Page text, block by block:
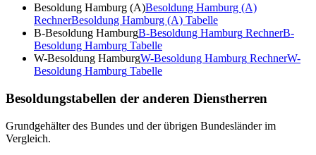
Besoldung Hamburg (A)Besoldung Hamburg (A)
RechnerBesoldung Hamburg (A) Tabelle
B-Besoldung HamburgB-Besoldung Hamburg RechnerB-
Besoldung Hamburg Tabelle
W-Besoldung HamburgW-Besoldung Hamburg RechnerW-
Besoldung Hamburg Tabelle
Besoldungstabellen der anderen Dienstherren
Grundgehälter des Bundes und der übrigen Bundesländer im
Vergleich.